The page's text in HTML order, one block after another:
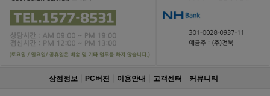
상점정보 PC버젼 이용안내 고객센터 커뮤니티